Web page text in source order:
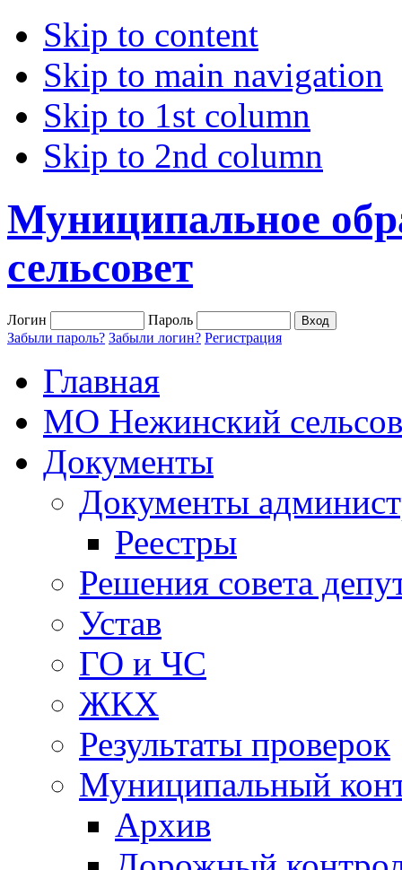
Skip to content
Skip to main navigation
Skip to 1st column
Skip to 2nd column
Муниципальное
сельсовет
Логин
Пароль
Забыли пароль? Забыли логин? Регистрация
Главная
МО Нежинский
Документы
Документы
Реестры
Решения совета
Устав
ГО и ЧС
ЖКХ
Результаты проверок
Муниципальный
Архив